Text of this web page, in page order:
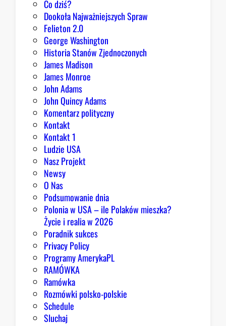
Co dziś?
Dookoła Najważniejszych Spraw
Felieton 2.0
George Washington
Historia Stanów Zjednoczonych
James Madison
James Monroe
John Adams
John Quincy Adams
Komentarz polityczny
Kontakt
Kontakt 1
Ludzie USA
Nasz Projekt
Newsy
O Nas
Podsumowanie dnia
Polonia w USA – ile Polaków mieszka?
Życie i realia w 2026
Poradnik sukces
Privacy Policy
Programy AmerykaPL
RAMÓWKA
Ramówka
Rozmówki polsko-polskie
Schedule
Sluchaj